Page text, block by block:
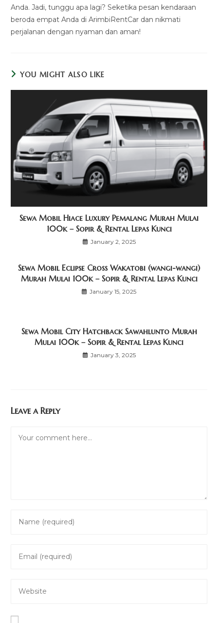
Anda. Jadi, tunggu apa lagi? Seketika pesan kendaraan
beroda empat Anda di ArimbiRentCar dan nikmati
perjalanan dengan nyaman dan aman!
YOU MIGHT ALSO LIKE
Sewa Mobil Hiace Luxury Pemalang Murah Mulai
100k – Sopir & Rental Lepas Kunci
January 2, 2025
Sewa Mobil Eclipse Cross Wakatobi (wangi-wangi)
Murah Mulai 100k – Sopir & Rental Lepas Kunci
January 15, 2025
Sewa Mobil City Hatchback Sawahlunto Murah
Mulai 100k – Sopir & Rental Lepas Kunci
January 3, 2025
Leave a Reply
your
comment
your
address
your